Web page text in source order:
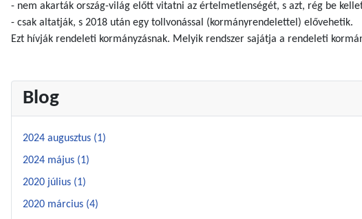
Blog
2024 augusztus (1)
2024 május (1)
2020 július (1)
2020 március (4)
- nem akarták ország-világ előtt vitatni az értelmetlenségét, s azt, rég be
- csak altatják, s 2018 után egy tollvonással (kormányrendelettel) elővehetik.
Ezt hívják rendeleti kormányzásnak. Melyik rendszer sajátja a rendeleti